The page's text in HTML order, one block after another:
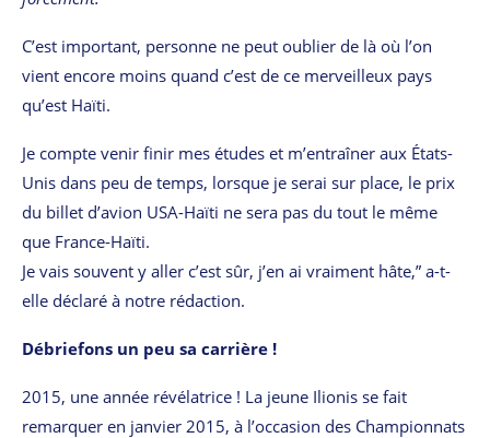
C’est important, personne ne peut oublier de là où l’on
vient encore moins quand c’est de ce merveilleux pays
qu’est Haïti.
Je compte venir finir mes études et m’entraîner aux États-
Unis dans peu de temps, lorsque je serai sur place, le prix
du billet d’avion USA-Haïti ne sera pas du tout le même
que France-Haïti.
Je vais souvent y aller c’est sûr, j’en ai vraiment hâte,” a-t-
elle déclaré à notre rédaction.
Débriefons un peu sa carrière !
2015, une année révélatrice ! La jeune Ilionis se fait
remarquer en janvier 2015, à l’occasion des Championnats